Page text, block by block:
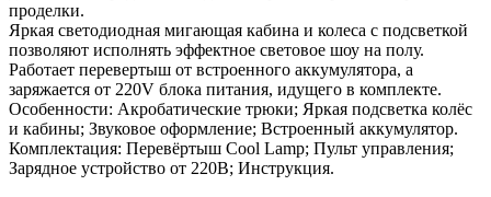
проделки.
Яркая светодиодная мигающая кабина и колеса с подсветкой
позволяют исполнять эффектное световое шоу на полу.
Работает перевертыш от встроенного аккумулятора, а
заряжается от 220V блока питания, идущего в комплекте.
Особенности: Акробатические трюки; Яркая подсветка колёс
и кабины; Звуковое оформление; Встроенный аккумулятор.
Комплектация: Перевёртыш Cool Lamp; Пульт управления;
Зарядное устройство от 220В; Инструкция.